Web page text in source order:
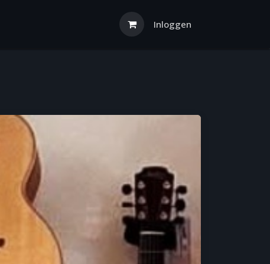
Inloggen